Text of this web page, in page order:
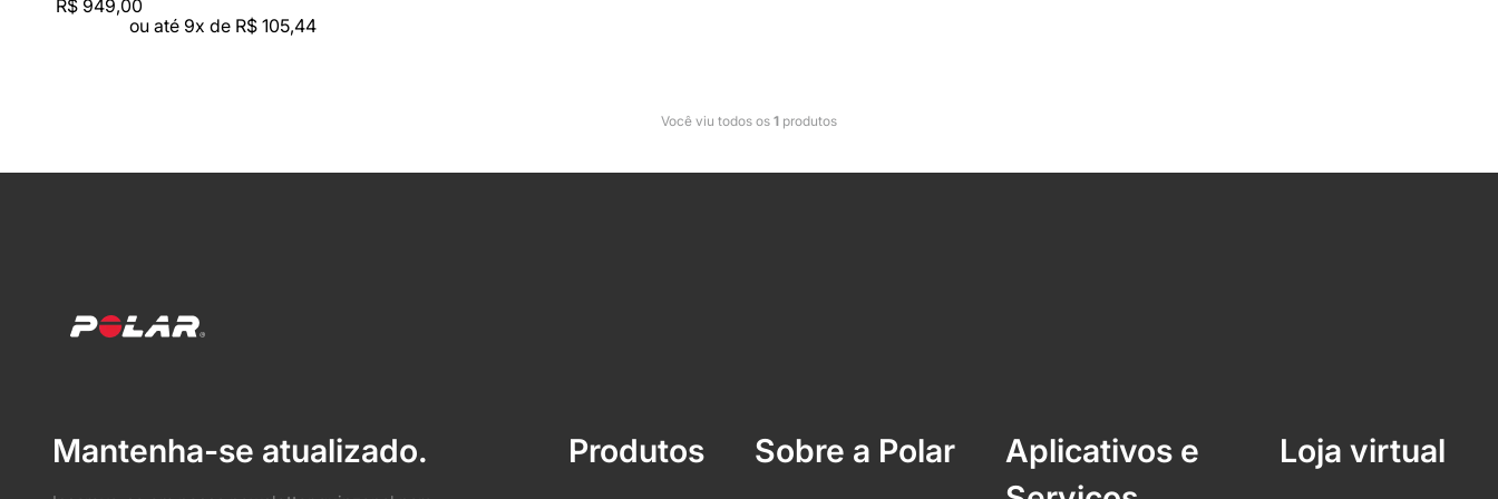
R$ 949,00
ou até 9x de R$ 105,44
Você viu todos os 1 produtos
Mantenha-se atualizado. Produtos Sobre a Polar
Aplicativos e
Loja virtual